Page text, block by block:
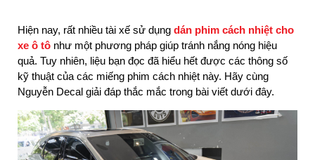
Hiện nay, rất nhiều tài xế sử dụng dán phim cách nhiệt cho
xe ô tô như một phương pháp giúp tránh nắng nóng hiệu
quả. Tuy nhiên, liệu bạn đọc đã hiểu hết được các thông số
kỹ thuật của các miếng phim cách nhiệt này. Hãy cùng
Nguyễn Decal giải đáp thắc mắc trong bài viết dưới đây.